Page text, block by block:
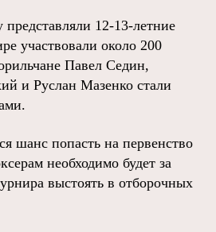
12-13-летние
участвовали около 200
Павел Седин,
и Руслан Мазенко стали
шанс попасть на первенство
необходимо будет за
выстоять в отборочных